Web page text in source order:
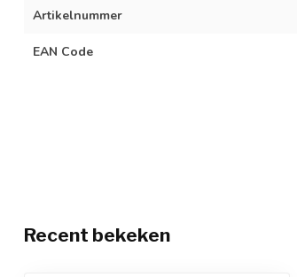
Artikelnummer
EAN Code
Recent bekeken